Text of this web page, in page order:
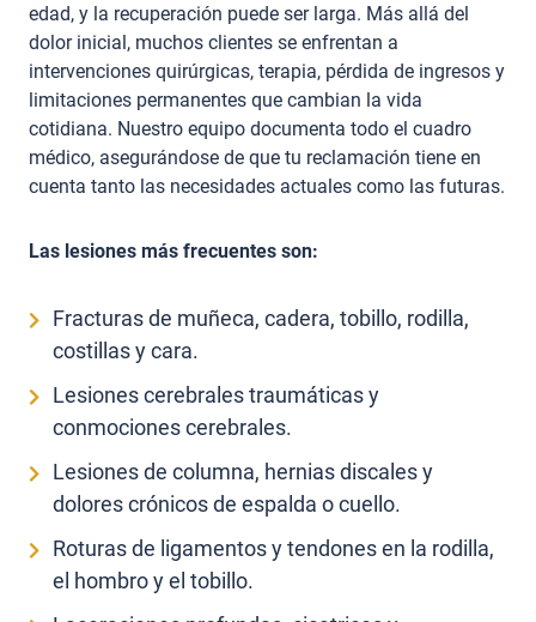
edad, y la recuperación puede ser larga. Más allá del
dolor inicial, muchos clientes se enfrentan a
intervenciones quirúrgicas, terapia, pérdida de ingresos y
limitaciones permanentes que cambian la vida
cotidiana. Nuestro equipo documenta todo el cuadro
médico, asegurándose de que tu reclamación tiene en
cuenta tanto las necesidades actuales como las futuras.
Las lesiones más frecuentes son:
Fracturas de muñeca, cadera, tobillo, rodilla,
costillas y cara.
Lesiones cerebrales traumáticas y
conmociones cerebrales.
Lesiones de columna, hernias discales y
dolores crónicos de espalda o cuello.
Roturas de ligamentos y tendones en la rodilla,
el hombro y el tobillo.